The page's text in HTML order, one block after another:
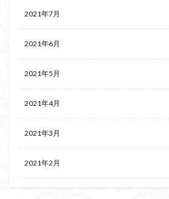
2021年7月
2021年6月
2021年5月
2021年4月
2021年3月
2021年2月